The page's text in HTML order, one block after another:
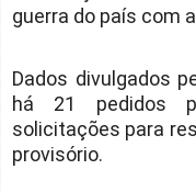
guerra do país com
Dados divulgados
há 21 pedidos
solicitações para
provisório.